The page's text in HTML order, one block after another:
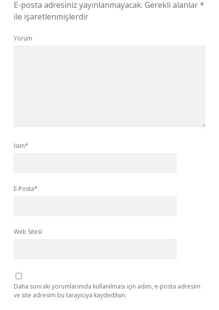
E-posta adresiniz yayınlanmayacak. Gerekli alanlar*
ile işaretlenmişlerdir
Yorum
İsim*
E-Posta*
Web Sitesi
Daha sonraki yorumlarımda kullanılması için adım, e-posta adresim
ve site adresim bu tarayıcıya kaydedilsin.